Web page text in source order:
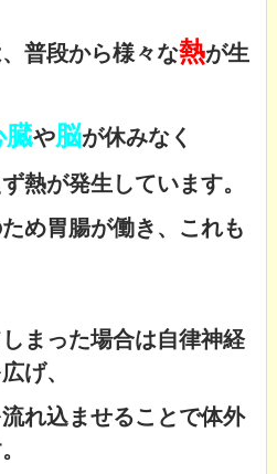
普段から様々な熱が生
臓や脳が休みなく
熱が発生しています。
め胃腸が働き、これも
まった場合は自律神経
げ、
れ込ませることで体外